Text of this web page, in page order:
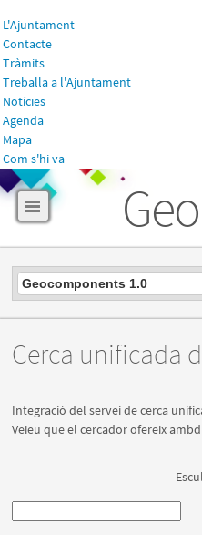
L'Ajuntament
Contacte
Tràmits
Treballa a l'Ajuntament
Notícies
Agenda
Mapa
Com s'hi va
Geo
Cerca unificada
Integració del servei de cerca
Veieu que el cercador ofereix